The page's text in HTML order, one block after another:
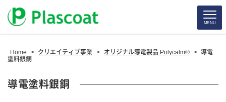
MENU
Home > クリエイティブ事業 > オリジナル導電製品 Polycalm® > 導電
塗料銀銅
導電塗料銀銅